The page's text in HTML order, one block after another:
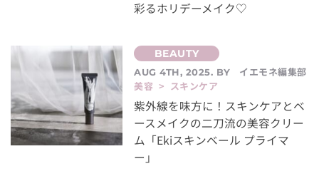
彩るホリデーメイク♡
AUG 4TH, 2025. BY
イエモネ編集部
美容 > スキンケア
紫外線を味方に！スキンケアとベ
ースメイクの二刀流の美容クリー
ム「Ekiスキンベール プライマ
ー」